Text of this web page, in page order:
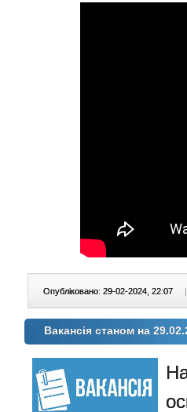
Опубліковано: 29-02-2024, 22:07 |
Вакансія станом на